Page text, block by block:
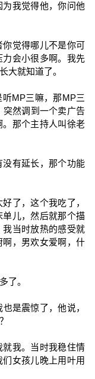
我觉得他，你问他
觉得哪儿不是你可
会小很多啊。我先
大就知道了。
MP三嘛，那MP三
突然调到一个卖广告
那个主持人叫徐老
有延长，那个功能
了，这个我吃了，
儿，然后就那个描
当时放热的感受就
，男欢女爱啊，什
了。
是震惊了，他说，
我。当时我稳住情
女孩儿晚上用叶用